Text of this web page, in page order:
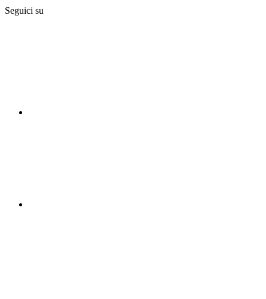
Seguici su